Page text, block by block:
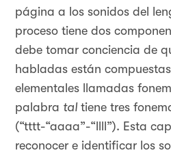
página a los sonidos del
proceso tiene dos
debe tomar conciencia de
habladas están
elementales llamadas
palabra taltiene tres
(“tttt-“aaaa”-“llll”). Esta
reconocer e identificar los